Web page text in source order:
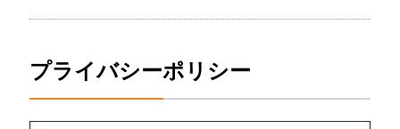
プライバシーポリシー